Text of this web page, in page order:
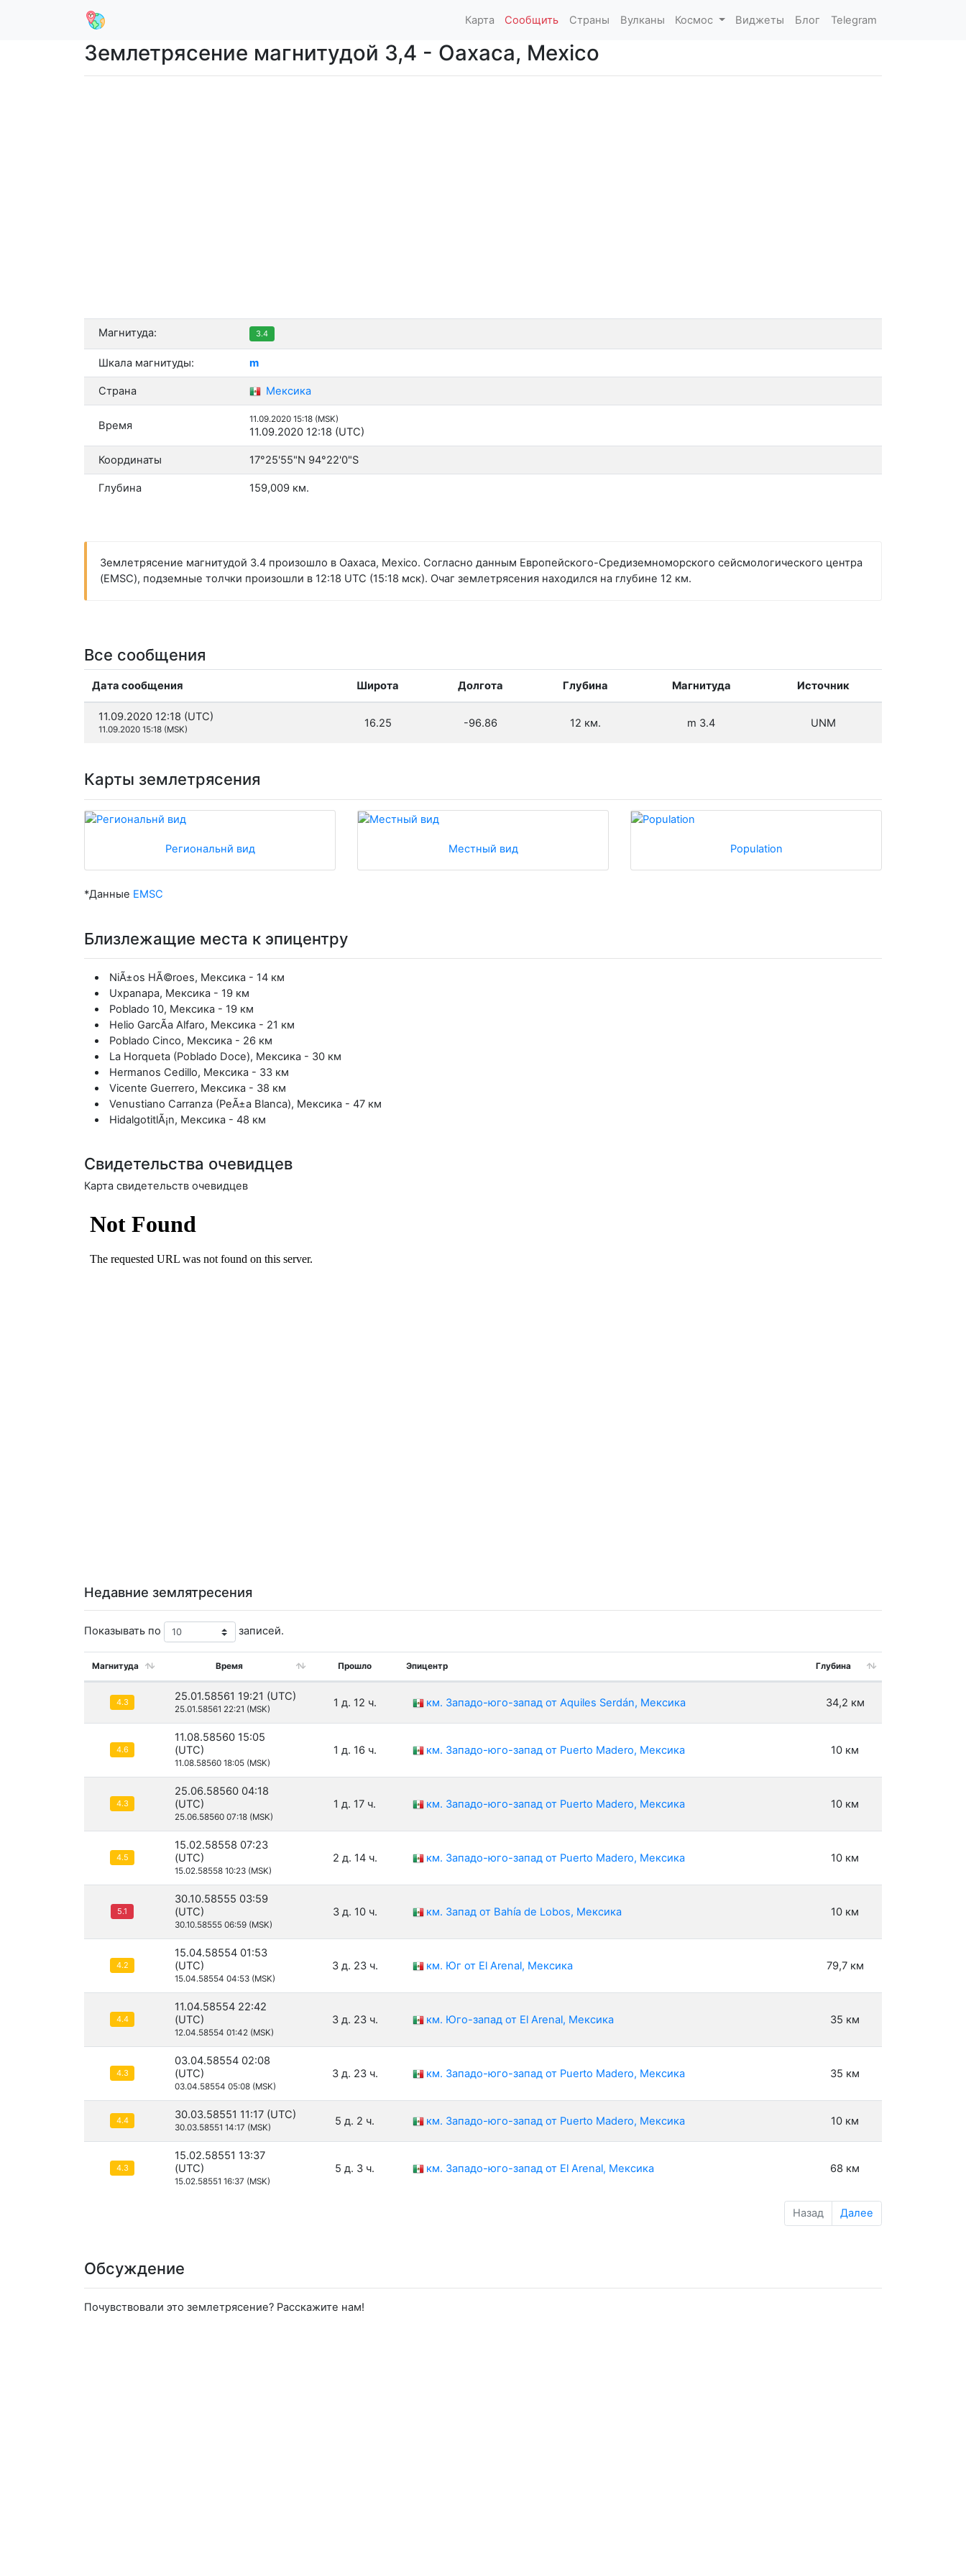
Карта Сообщить Страны Вулканы Космос Виджеты Блог Telegram
Землетрясение магнитудой 3,4 - Oaxaca, Mexico
Магнитуда: 3.4
Шкала магнитуды: m
Страна Мексика
Время 11.09.2020 15:18 (MSK)
11.09.2020 12:18 (UTC)
Координаты 17°25'55"N 94°22'0"S
Глубина 159,009 км.
Землетрясение магнитудой 3.4 произошло в Oaxaca, Mexico. Согласно данным Европейского-Средиземноморского сейсмологического центра
(EMSC), подземные толчки произошли в 12:18 UTC (15:18 мск). Очаг землетрясения находился на глубине 12 км.
Все сообщения
Дата сообщения Широта Долгота Глубина Магнитуда Источник
11.09.2020 12:18 (UTC)
11.09.2020 15:18 (MSK) 16.25 -96.86 12 км. m 3.4 UNM
Карты землетрясения
Региональнй вид Местный вид Population
*Данные EMSC
Близлежащие места к эпицентру
NiÃ±os HÃ©roes, Мексика - 14 км
Uxpanapa, Мексика - 19 км
Poblado 10, Мексика - 19 км
Helio GarcÃ­a Alfaro, Мексика - 21 км
Poblado Cinco, Мексика - 26 км
La Horqueta (Poblado Doce), Мексика - 30 км
Hermanos Cedillo, Мексика - 33 км
Vicente Guerrero, Мексика - 38 км
Venustiano Carranza (PeÃ±a Blanca), Мексика - 47 км
HidalgotitlÃ¡n, Мексика - 48 км
Свидетельства очевидцев
Карта свидетельств очевидцев
Недавние землятресения
Показывать по записей.
Магнитуда Время Прошло Эпицентр Глубина
4.3 25.01.58561 19:21 (UTC)
25.01.58561 22:21 (MSK) 1 д. 12 ч. км. Западо-юго-запад от Aquiles Serdán, Мексика 34,2 км
4.6
11.08.58560 15:05
(UTC)
11.08.58560 18:05 (MSK)
1 д. 16 ч. км. Западо-юго-запад от Puerto Madero, Мексика 10 км
4.3
25.06.58560 04:18
(UTC)
25.06.58560 07:18 (MSK)
1 д. 17 ч. км. Западо-юго-запад от Puerto Madero, Мексика 10 км
4.5
15.02.58558 07:23
(UTC)
15.02.58558 10:23 (MSK)
2 д. 14 ч. км. Западо-юго-запад от Puerto Madero, Мексика 10 км
5.1
30.10.58555 03:59
(UTC)
30.10.58555 06:59 (MSK)
3 д. 10 ч. км. Запад от Bahía de Lobos, Мексика 10 км
4.2
15.04.58554 01:53
(UTC)
15.04.58554 04:53 (MSK)
3 д. 23 ч. км. Юг от El Arenal, Мексика 79,7 км
4.4
11.04.58554 22:42
(UTC)
12.04.58554 01:42 (MSK)
3 д. 23 ч. км. Юго-запад от El Arenal, Мексика 35 км
4.3
03.04.58554 02:08
(UTC)
03.04.58554 05:08 (MSK)
3 д. 23 ч. км. Западо-юго-запад от Puerto Madero, Мексика 35 км
4.4 30.03.58551 11:17 (UTC)
30.03.58551 14:17 (MSK) 5 д. 2 ч. км. Западо-юго-запад от Puerto Madero, Мексика 10 км
4.3
15.02.58551 13:37
(UTC)
15.02.58551 16:37 (MSK)
5 д. 3 ч. км. Западо-юго-запад от El Arenal, Мексика 68 км
Назад Далее
Обсуждение
Почувствовали это землетрясение? Расскажите нам!